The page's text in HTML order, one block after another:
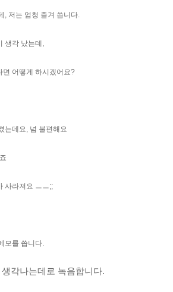
, 저는 엄청 즐겨 씁니다.
생각 났는데,
면 어떻게 하시겠어요?
는데요, 넘 불편해요
사라져요 ㅡㅡ;;
모를 씁니다.
각나는데로 녹음합니다.